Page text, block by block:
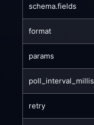
schema.fields
format
params
poll_interval_millis
retry